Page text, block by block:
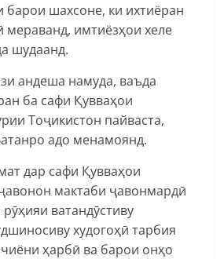
барои шахсоне, ки ихтиёран
мераванд, имтиёзҳои хеле
шудаанд.
андеша намуда, ваъда
ба сафи Қувваҳои
Тоҷикистон пайваста,
адо менамоянд.
дар сафи Қувваҳои
мактаби ҷавонмардӣ
ватандӯстиву
худогоҳӣ тарбия
ҳарбӣ ва барои онҳо